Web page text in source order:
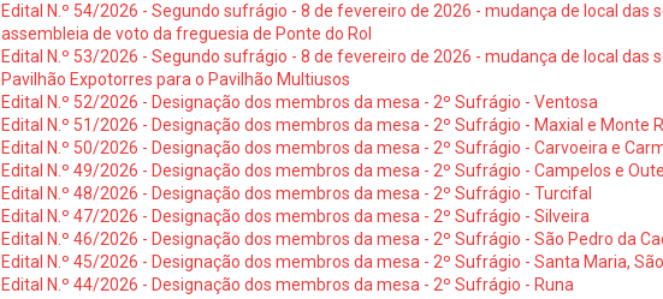
Edital N.º 54/2026 - Segundo sufrágio - 8 de fevereiro de 2026 - mudança de local das
assembleia de voto da freguesia de Ponte do Rol
Edital N.º 53/2026 - Segundo sufrágio - 8 de fevereiro de 2026 - mudança de local das
Pavilhão Expotorres para o Pavilhão Multiusos
Edital N.º 52/2026 - Designação dos membros da mesa - 2º Sufrágio - Ventosa
Edital N.º 51/2026 - Designação dos membros da mesa - 2º Sufrágio - Maxial e Monte
Edital N.º 50/2026 - Designação dos membros da mesa - 2º Sufrágio - Carvoeira e
Edital N.º 49/2026 - Designação dos membros da mesa - 2º Sufrágio - Campelos e
Edital N.º 48/2026 - Designação dos membros da mesa - 2º Sufrágio - Turcifal
Edital N.º 47/2026 - Designação dos membros da mesa - 2º Sufrágio - Silveira
Edital N.º 46/2026 - Designação dos membros da mesa - 2º Sufrágio - São Pedro da
Edital N.º 45/2026 - Designação dos membros da mesa - 2º Sufrágio - Santa Maria,
Edital N.º 44/2026 - Designação dos membros da mesa - 2º Sufrágio - Runa